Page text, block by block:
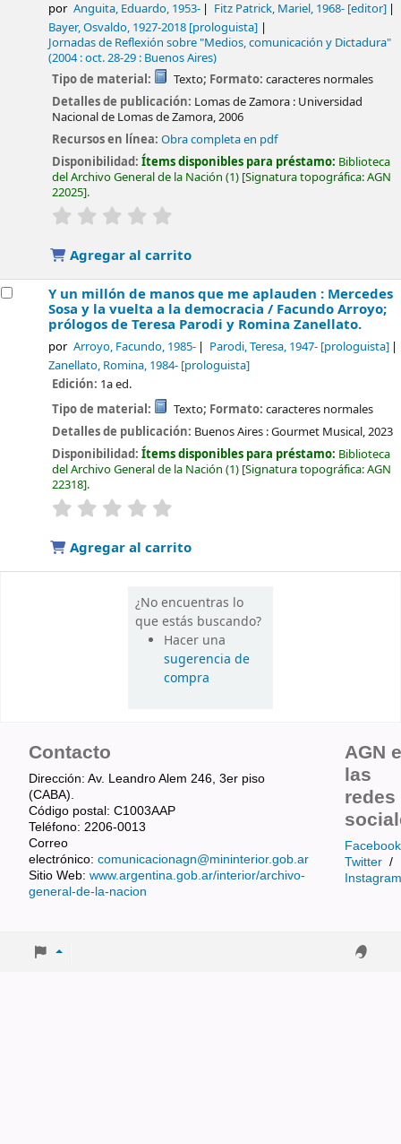
por Anguita, Eduardo, 1953- Fitz Patrick, Mariel, 1968-[editor]
Bayer, Osvaldo, 1927-2018 [prologuista]
Jornadas de Reflexión sobre "Medios, comunicación y Dictadura"
(2004 : oct. 28-29 : Buenos Aires)
Tipo de material: Texto; Formato: caracteres normales
Detalles de publicación: Lomas de Zamora : Universidad
Nacional de Lomas de Zamora,2006
Recursos en línea:Obra completa en pdf
Disponibilidad:Ítems disponibles para préstamo: Biblioteca
del Archivo General de la Nación (1) Signatura topográfica:AGN
22025 .
valoración
Agregar al carrito
Y un millón de manos que me aplauden : Mercedes
Sosa y la vuelta a la democracia / Facundo Arroyo;
prólogos de Teresa Parodi y Romina Zanellato.
por Arroyo, Facundo, 1985- Parodi, Teresa, 1947-[prologuista]
Zanellato, Romina, 1984- [prologuista]
Edición: 1a ed.
Tipo de material:
Texto; Formato: caracteres normales
Detalles de publicación: Buenos Aires :Gourmet Musical,2023
Disponibilidad:Ítems disponibles para préstamo: Biblioteca
del Archivo General de la Nación (1) Signatura topográfica:AGN
22318 .
valoración
Agregar al carrito
¿No encuentras lo
que estás buscando?
Hacer una
sugerencia de
compra
Contacto
Dirección: Av. Leandro Alem 246, 3er piso
(CABA).
Código postal: C1003AAP
Teléfono: 2206-0013
Correo
electrónico: comunicacionagn@mininterior.gob.ar
Sitio Web: www.argentina.gob.ar/interior/archivo-
general-de-la-nacion
AGN
las
redes
Facebook
Twitter /
Instagram